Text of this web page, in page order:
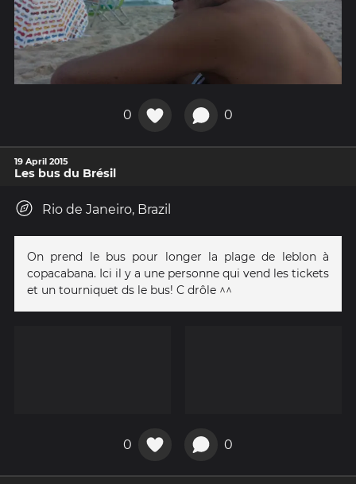
0 0
19 April 2015
Les bus du Brésil
Rio de Janeiro, Brazil
On prend le bus pour longer la plage de leblon à
copacabana. Ici il y a une personne qui vend les tickets
et un tourniquet ds le bus! C drôle ^^
0 0